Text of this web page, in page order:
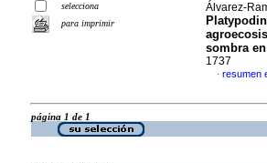
selecciona
para imprimir
Álvarez-
sombra
1737
· resumen
página 1 de 1